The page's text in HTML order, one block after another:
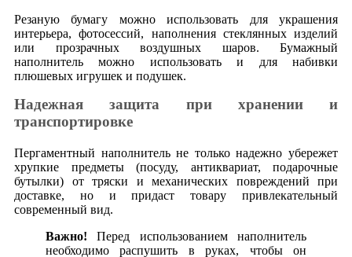
Резаную бумагу можно использовать для украшения
интерьера, фотосессий, наполнения стеклянных изделий
или прозрачных воздушных шаров. Бумажный
наполнитель можно использовать и для набивки
плюшевых игрушек и подушек.
Надежная защита при хранении и
транспортировке
Пергаментный наполнитель не только надежно убережет
хрупкие предметы (посуду, антиквариат, подарочные
бутылки) от тряски и механических повреждений при
доставке, но и придаст товару привлекательный
современный вид.
Важно!Перед использованием наполнитель
необходимо распушить в руках, чтобы он